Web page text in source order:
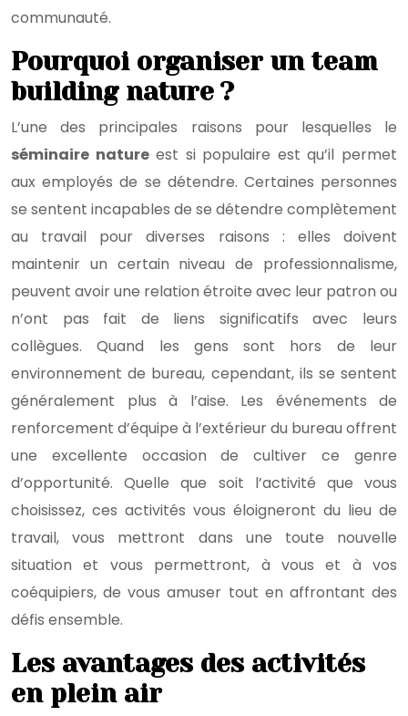
communauté.
Pourquoi organiser un team
building nature ?
L’une des principales raisons pour lesquelles le
séminaire natureest si populaire est qu’il permet
aux employés de se détendre. Certaines personnes
se sentent incapables de se détendre complètement
au travail pour diverses raisons : elles doivent
maintenir un certain niveau de professionnalisme,
peuvent avoir une relation étroite avec leur patron ou
n’ont pas fait de liens significatifs avec leurs
collègues. Quand les gens sont hors de leur
environnement de bureau, cependant, ils se sentent
généralement plus à l’aise. Les événements de
renforcement d’équipe à l’extérieur du bureau offrent
une excellente occasion de cultiver ce genre
d’opportunité. Quelle que soit l’activité que vous
choisissez, ces activités vous éloigneront du lieu de
travail, vous mettront dans une toute nouvelle
situation et vous permettront, à vous et à vos
coéquipiers, de vous amuser tout en affrontant des
défis ensemble.
Les avantages des activités
en plein air